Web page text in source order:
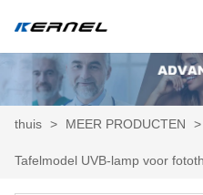
thuis > MEER PRODUCTEN >
Tafelmodel UVB-lamp voor